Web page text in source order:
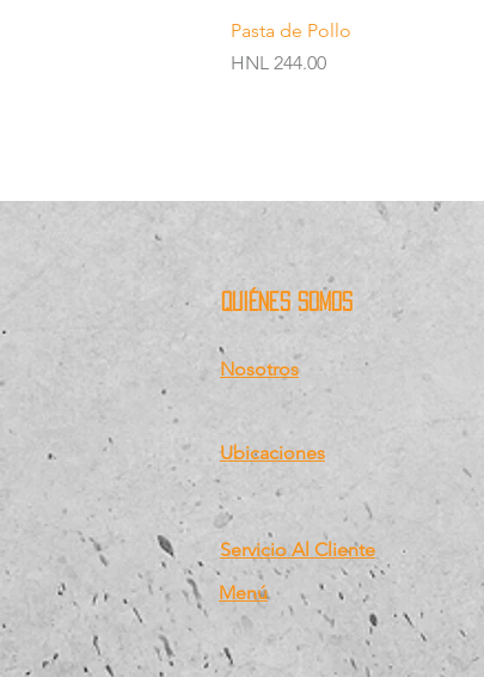
Quick View
Pasta de Pollo
Price
HNL 244.00
quiénes somos
Nosotros
Ubicaciones
Servicio Al Cliente
Menú